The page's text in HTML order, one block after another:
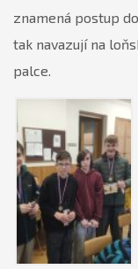
znamená postup
tak navazují na
palce.